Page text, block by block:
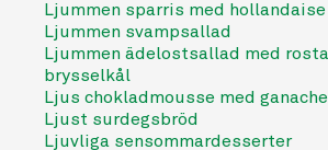
Ljummen sparris med hollandaise
Ljummen svampsallad
Ljummen ädelostsallad med
brysselkål
Ljus chokladmousse med ganache
Ljust surdegsbröd
Ljuvliga sensommardesserter